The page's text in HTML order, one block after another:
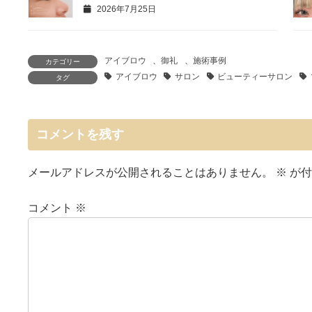
2026年7月25日
カテゴリー アイブロウ 、御礼 、 施術事例
タグ アイブロウ サロン ビューティーサロン
コメントを残す
メールアドレスが公開されることはありません。 ※ が
コメント ※